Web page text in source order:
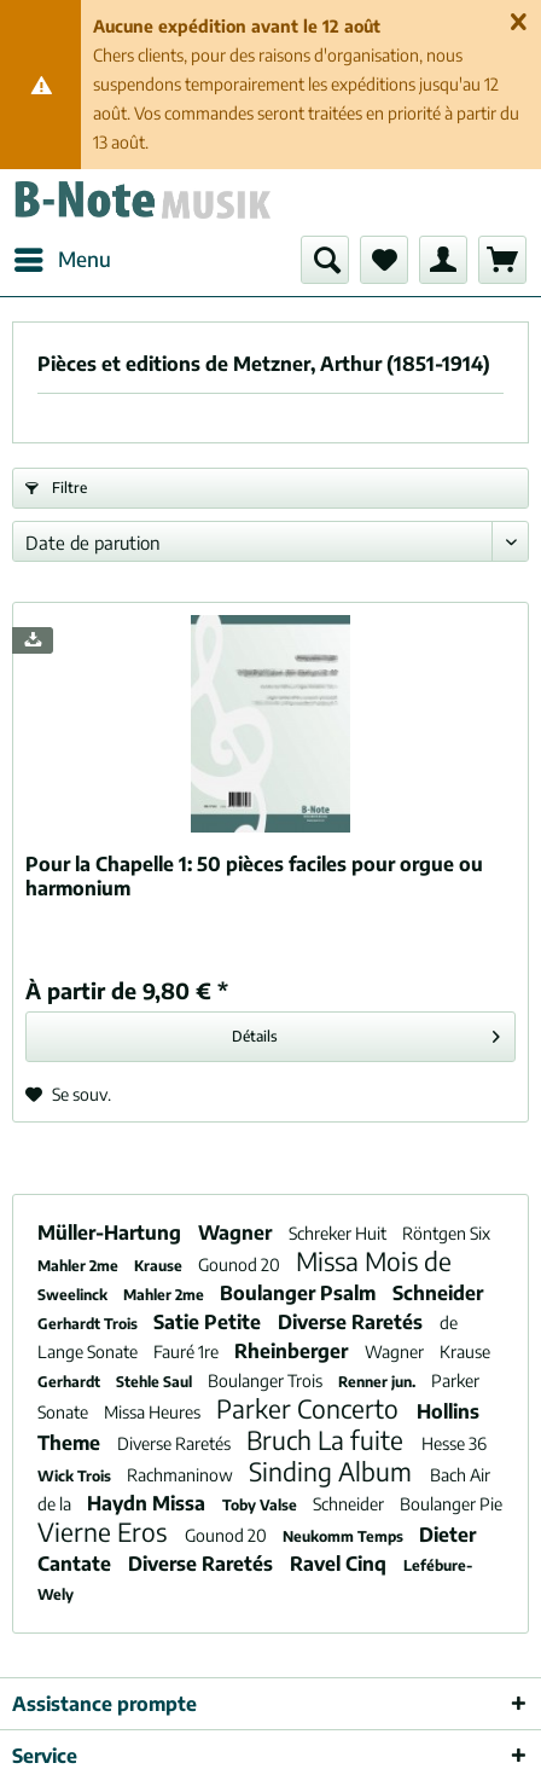
Aucune expédition avant le 12 août
Chers clients, pour des raisons d'organisation, nous
suspendons temporairement les expéditions jusqu'au 12
août. Vos commandes seront traitées en priorité à partir du
13 août.
Menu
Pièces et editions de Metzner, Arthur (1851-1914)
Filtre
Pour la Chapelle 1: 50 pièces faciles pour orgue ou
harmonium
À partir de 9,80 € *
Détails
Se souv.
Müller-Hartung Wagner Schreker Huit Röntgen Six
Mahler 2me Krause Gounod 20 Missa Mois de
Sweelinck Mahler 2me Boulanger Psalm Schneider
Gerhardt Trois Satie Petite Diverse Raretés
de
Lange Sonate
Fauré 1re Rheinberger Wagner Krause
Gerhardt Stehle Saul Boulanger Trois Renner jun.
Parker
Sonate
Missa Heures Parker Concerto
Hollins
Theme
Diverse Raretés Bruch La fuite Hesse 36
Wick Trois Rachmaninow Sinding Album
Bach Air
de la
Haydn Missa Toby Valse Schneider Boulanger Pie
Vierne Eros Gounod 20 Neukomm Temps
Dieter
Cantate
Diverse Raretés Ravel Cinq
Lefébure-
Wely
Assistance prompte
Service